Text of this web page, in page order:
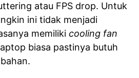
atau FPS drop. Untuk
ini tidak menjadi
memiliki cooling fan
biasa pastinya butuh